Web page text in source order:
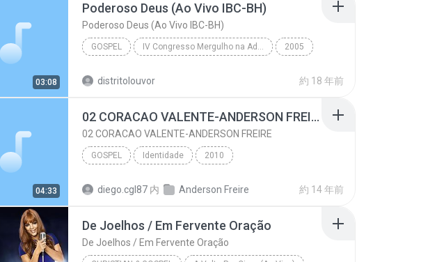
03:08
Poderoso Deus (Ao Vivo IBC-BH)
Poderoso Deus (Ao Vivo IBC-BH)
GOSPEL IV Congresso Mergulho na Adoração 2005
distritolouvor 約 18 年前
04:33
02 CORACAO VALENTE-ANDERSON FREIRE
02 CORACAO VALENTE-ANDERSON FREIRE
GOSPEL Identidade 2010
diego.cgl87 内 Anderson Freire 約 14 年前
De Joelhos / Em Fervente Oração
De Joelhos / Em Fervente Oração